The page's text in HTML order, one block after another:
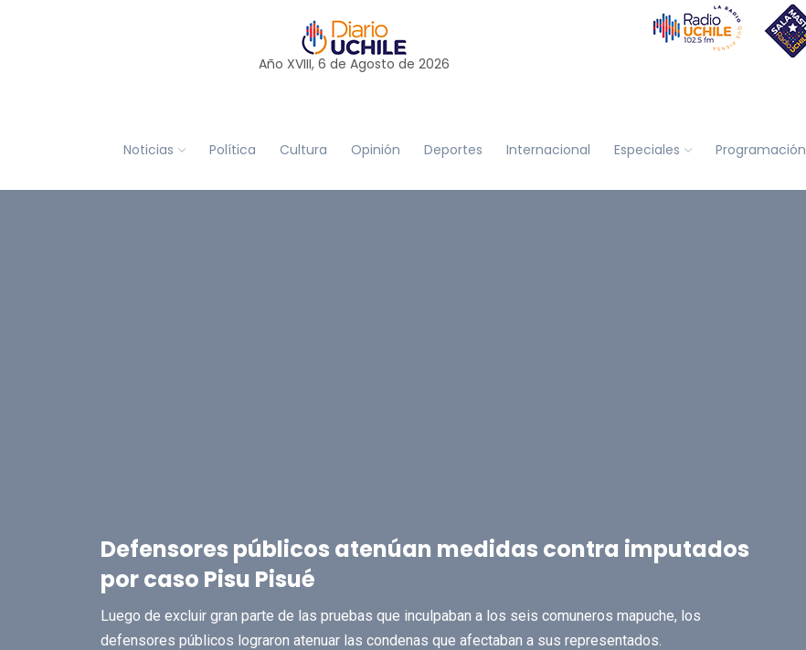
Año XVIII, 6 de Agosto de 2026
Noticias Política Cultura Opinión Deportes Internacional Especiales Programación
Defensores públicos atenúan medidas contra imputados
por caso Pisu Pisué
Luego de excluir gran parte de las pruebas que inculpaban a los seis comuneros mapuche, los
defensores públicos lograron atenuar las condenas que afectaban a sus representados.